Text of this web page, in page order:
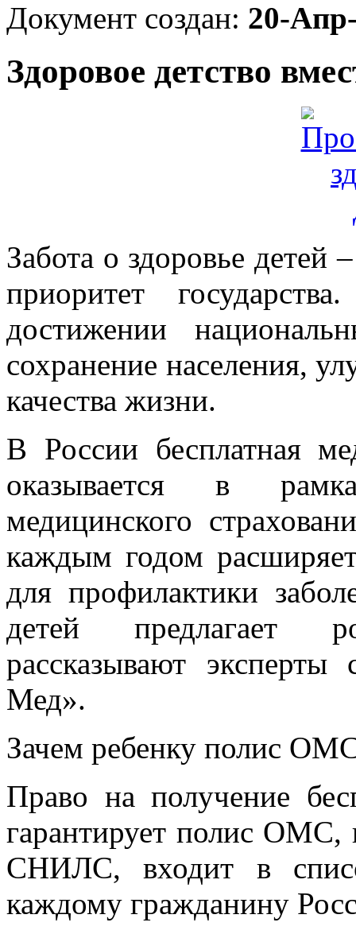
Документ создан: 20-
Здоровое детство
Забота о здоровье детей
приоритет
достижении
сохранение населения,
качества жизни.
В России бесплатная
оказывается в
медицинского
каждым годом
для профилактики
детей предлагает
рассказывают
Мед».
Зачем ребенку полис
Право на получение
гарантирует полис ОМС,
СНИЛС, входит в
каждому гражданину